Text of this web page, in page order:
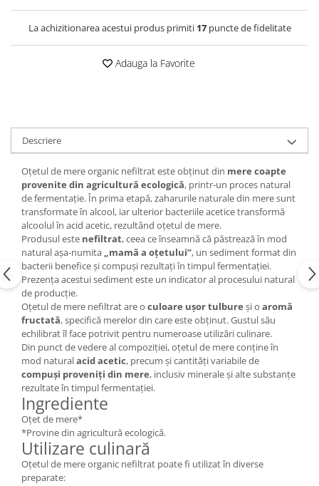
La achizitionarea acestui produs primiti 17puncte de fidelitate
Adauga la Favorite
Descriere
Oțetul de mere organic nefiltrat este obținut din mere coapte
provenite din agricultură ecologică, printr-un proces natural
de fermentație. În prima etapă, zaharurile naturale din mere sunt
transformate în alcool, iar ulterior bacteriile acetice transformă
alcoolul în acid acetic, rezultând oțetul de mere.
Produsul este nefiltrat, ceea ce înseamnă că păstrează în mod
natural așa-numita „mamă a oțetului”, un sediment format din
bacterii benefice și compuși rezultați în timpul fermentației.
Prezența acestui sediment este un indicator al procesului natural
de producție.
Oțetul de mere nefiltrat are o culoare ușor tulbure și o aromă
fructată, specifică merelor din care este obținut. Gustul său
echilibrat îl face potrivit pentru numeroase utilizări culinare.
Din punct de vedere al compoziției, oțetul de mere conține în
mod naturalacid acetic, precum și cantități variabile de
compuși proveniți din mere, inclusiv minerale și alte substanțe
rezultate în timpul fermentației.
Ingrediente
Oțet de mere*
*Provine din agricultură ecologică.
Utilizare culinară
Oțetul de mere organic nefiltrat poate fi utilizat în diverse
preparate: